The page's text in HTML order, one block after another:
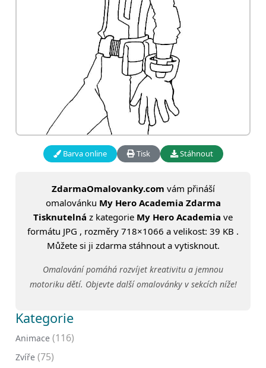
Barva online Tisk Stáhnout
ZdarmaOmalovanky.com vám přináší
omalovánku My Hero Academia Zdarma
Tisknutelná z kategorie My Hero Academia ve
formátu JPG , rozměry 718×1066 a velikost: 39 KB .
Můžete si ji zdarma stáhnout a vytisknout.
Omalování pomáhá rozvíjet kreativitu a jemnou
motoriku dětí. Objevte další omalovánky v sekcích níže!
Kategorie
Animace (116)
Zvíře (75)